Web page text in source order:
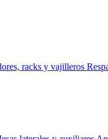
racks y vajilleros